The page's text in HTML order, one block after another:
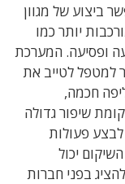
ביצוע של מגוון
יותר כמו
ופסיעה. המערכת
למטפל לטייב את
חכמה,
שיפור גדולה
פעולות
יכול
בפני חברות